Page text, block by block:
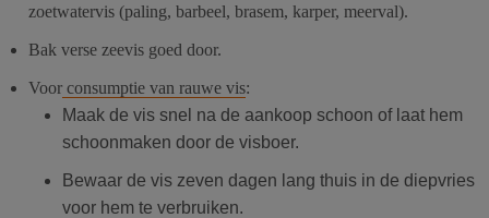
zoetwatervis (paling, barbeel, brasem, karper, meerval).
Bak verse zeevis goed door.
Voor consumptie van rauwe vis:
Maak de vis snel na de aankoop schoon of laat hem
schoonmaken door de visboer.
Bewaar de vis zeven dagen lang thuis in de diepvries
voor hem te verbruiken.